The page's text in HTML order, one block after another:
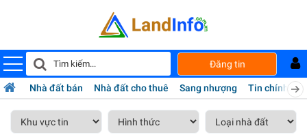
Đăng tin
Nhà đất bán Nhà đất cho thuê Sang nhượng Tin chính chủ